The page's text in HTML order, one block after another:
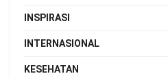
INSPIRASI
INTERNASIONAL
KESEHATAN